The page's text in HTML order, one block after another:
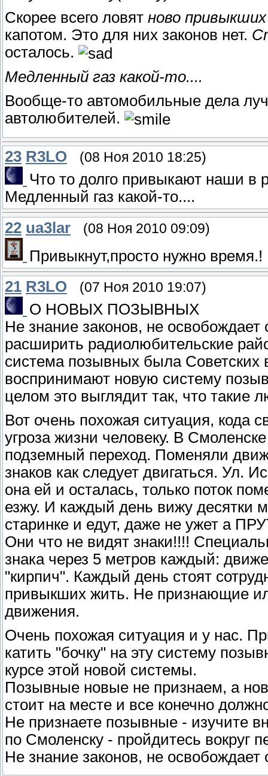
Скорее всего ловят ново
капотом. Это для них законов нет.
осталось.
Медленный газ какой-то....
Вообще-то автомобильные дела
автолюбителей.
23 R3LO (08 Ноя 2010 18:25)
Что то долго привыкают наши в
Медленный газ какой-то....
22 ua3lar (08 Ноя 2010 09:09)
Привыкнут,просто нужно время.!
21 R3LO (07 Ноя 2010 19:07)
О НОВЫХ ПОЗЫВНЫХ
Не знание законов, не
расширить радиолюбительские
система позывных была Советских
воспринимают новую систему
целом это выглядит так, что такие
Вот очень похожая ситуация, кода
угроза жизни человеку. В
подземный переход. Поменяли
знаков как следует двигаться. Ул.
она ей и осталась, только поток
езжу. И каждый день вижу десятки
старинке и едут, даже не ужет а
Они что не видят знаки!!!!
знака через 5 метров каждый:
"кирпич". Каждый день стоят
привыкших жить. Не признающие
движения.
Очень похожая ситуация и у нас.
катить "бочку" на эту систему
курсе этой новой системы.
Позывные новые не признаем, а
стоит на месте и все конечно
Не признаете позывные - изучите
по Смоленску - пройдитесь вокруг
Не знание законов, не